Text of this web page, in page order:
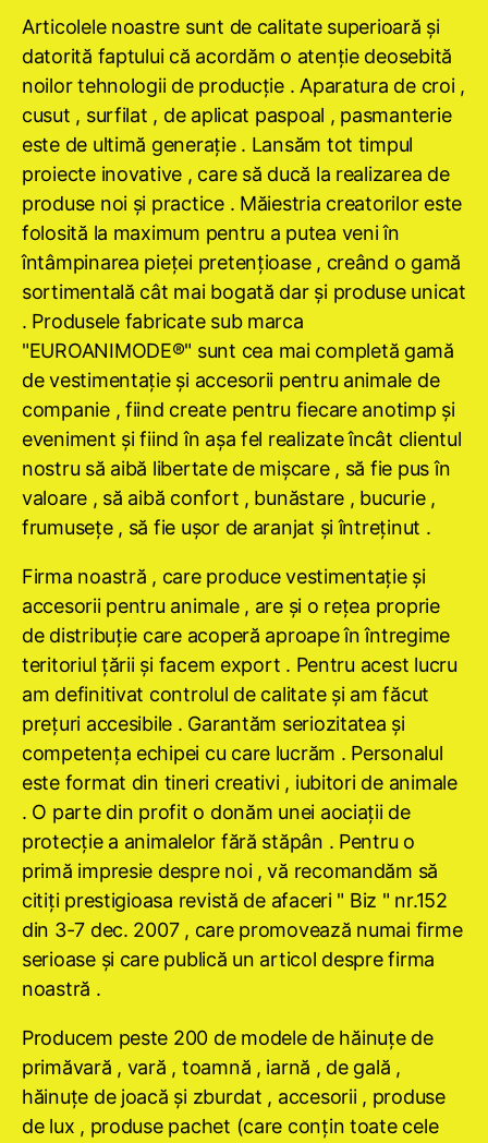
Articolele noastre sunt de calitate superioară şi
datorită faptului că acordăm o atenţie deosebită
noilor tehnologii de producţie . Aparatura de croi ,
cusut , surfilat , de aplicat paspoal , pasmanterie
este de ultimă generaţie . Lansăm tot timpul
proiecte inovative , care să ducă la realizarea de
produse noi şi practice . Măiestria creatorilor este
folosită la maximum pentru a putea veni în
întâmpinarea pieţei pretenţioase , creând o gamă
sortimentală cât mai bogată dar şi produse unicat
. Produsele fabricate sub marca
"EUROANIMODE®" sunt cea mai completă gamă
de vestimentaţie şi accesorii pentru animale de
companie , fiind create pentru fiecare anotimp şi
eveniment şi fiind în aşa fel realizate încât clientul
nostru să aibă libertate de mişcare , să fie pus în
valoare , să aibă confort , bunăstare , bucurie ,
frumuseţe , să fie uşor de aranjat şi întreţinut .
Firma noastră , care produce vestimentaţie şi
accesorii pentru animale , are şi o reţea proprie
de distribuţie care acoperă aproape în întregime
teritoriul ţării şi facem export . Pentru acest lucru
am definitivat controlul de calitate şi am făcut
preţuri accesibile . Garantăm seriozitatea şi
competenţa echipei cu care lucrăm . Personalul
este format din tineri creativi , iubitori de animale
. O parte din profit o donăm unei aociaţii de
protecţie a animalelor fără stăpân . Pentru o
primă impresie despre noi , vă recomandăm să
citiţi prestigioasa revistă de afaceri " Biz " nr.152
din 3-7 dec. 2007 , care promovează numai firme
serioase şi care publică un articol despre firma
noastră .
Producem peste 200 de modele de hăinuţe de
primăvară , vară , toamnă , iarnă , de gală ,
hăinuţe de joacă şi zburdat , accesorii , produse
de lux , produse pachet (care conţin toate cele